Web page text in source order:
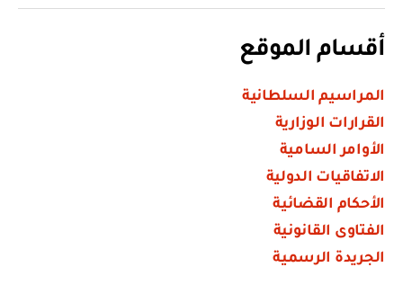
أقسام الموقع
المراسيم السلطانية
القرارات الوزارية
الأوامر السامية
الاتفاقيات الدولية
الأحكام القضائية
الفتاوى القانونية
الجريدة الرسمية